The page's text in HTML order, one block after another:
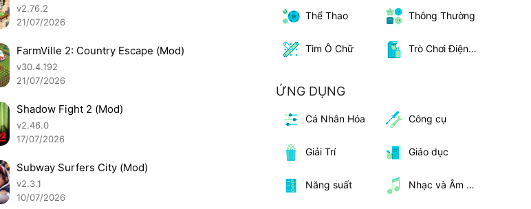
v2.76.2
21/07/2026
FarmVille 2: Country Escape (Mod)
v30.4.192
21/07/2026
Shadow Fight 2 (Mod)
v2.46.0
17/07/2026
Subway Surfers City (Mod)
v2.3.1
10/07/2026
Thể Thao Thông Thường
Tìm Ô Chữ Trò Chơi Điện Tử
ỨNG DỤNG
Cá Nhân Hóa Công cụ
Giải Trí Giáo dục
Năng suất Nhạc và Âm Thanh